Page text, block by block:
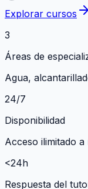
Explorar cursos
3
Áreas de
Agua,
24/7
Disponibilidad
Acceso ilimitado a
<24h
Respuesta del